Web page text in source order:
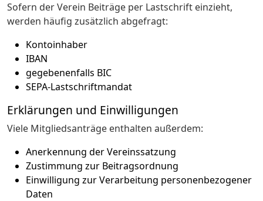
Sofern der Verein Beiträge per Lastschrift einzieht,
werden häufig zusätzlich abgefragt:
Kontoinhaber
IBAN
gegebenenfalls BIC
SEPA-Lastschriftmandat
Erklärungen und Einwilligungen
Viele Mitgliedsanträge enthalten außerdem:
Anerkennung der Vereinssatzung
Zustimmung zur Beitragsordnung
Einwilligung zur Verarbeitung personenbezogener
Daten